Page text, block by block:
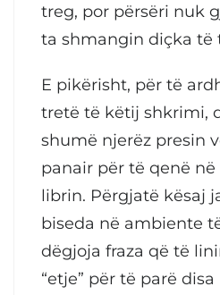
treg, por përsëri nuk
ta shmangin diçka të
E pikërisht, për të
tretë të këtij shkrimi,
shumë njerëz presin
panair për të qenë
librin. Përgjatë kësaj
biseda në ambiente
dëgjoja fraza që të
“etje” për të parë